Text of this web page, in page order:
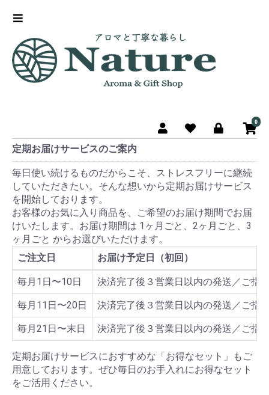
0
定期お届けサービスのご案内
毎日使い続けるものだからこそ、ストレスフリーに継続
していただきたい。そんな想いから定期お届けサービス
を開始しております。
お客様のお気に入り商品を、ご希望のお届け期間でお届
けいたします。お届け期間は 1ヶ月ごと、2ヶ月ごと、3
ヶ月ごと からお選びいただけます。
ご注文日
お届け予定日（初回）
毎月1日〜10日 決済完了後３営業日以内の発送／ご指
毎月11日〜20日 決済完了後３営業日以内の発送／ご指
毎月21日〜末日 決済完了後３営業日以内の発送／ご指
定期お届けサービスにおすすめな「お得なセット」もご
用意しております。ぜひ毎日のお手入れにお得なセット
をご活用ください。